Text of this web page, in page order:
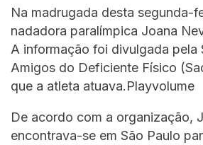
Na madrugada desta segunda-
nadadora paralímpica Joana
A informação foi divulgada pela
Amigos do Deficiente Físico
que a atleta atuava.Playvolume
De acordo com a organização,
encontrava-se em São Paulo